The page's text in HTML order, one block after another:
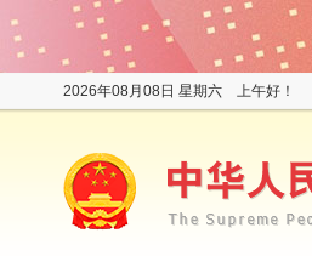
2026年08月08日 星期六 上午好！